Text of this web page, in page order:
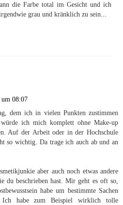
die Farbe total im Gesicht und ich
grau und kränklich zu sein...
um 08:07
dem ich in vielen Punkten zustimmen
ich mich komplett ohne Make-up
Auf der Arbeit oder in der Hochschule
so wichtig. Da trage ich auch ab und an
aber auch noch etwas andere
du beschrieben hast. Mir geht es oft so,
habe um bestimmte Sachen
Ich habe zum Beispiel wirklich tolle